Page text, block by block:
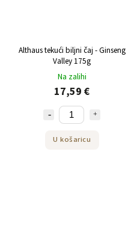
Althaus tekući biljni čaj - Ginseng
Valley 175g
Na zalihi
17,59 €
U košaricu